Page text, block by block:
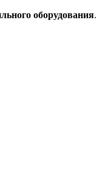
оборудования.